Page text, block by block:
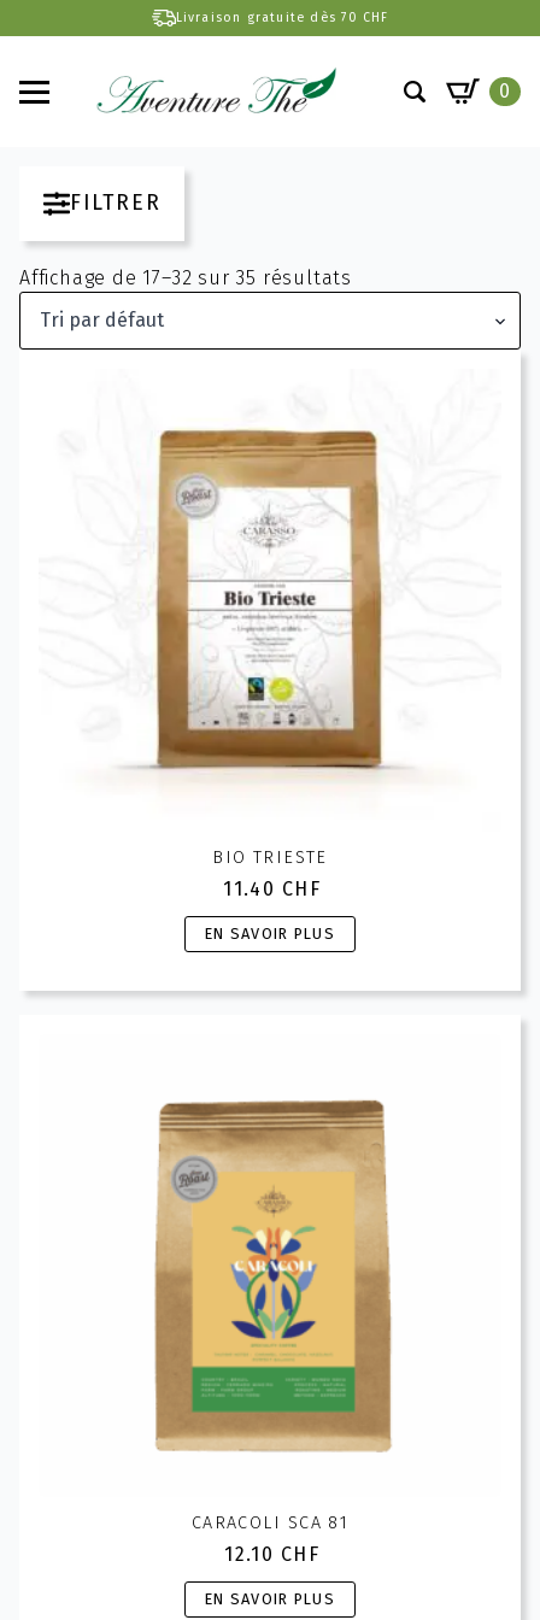
Livraison gratuite dès 70 CHF
0
FILTRER
Affichage de 17–32 sur 35 résultats
BIO TRIESTE
11.40 CHF
EN SAVOIR PLUS
Ce
produit
peuvent
être
choisies
sur
du
produit
CARACOLI SCA 81
12.10 CHF
EN SAVOIR PLUS
Ce